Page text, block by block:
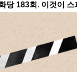
당 183회. 이것이